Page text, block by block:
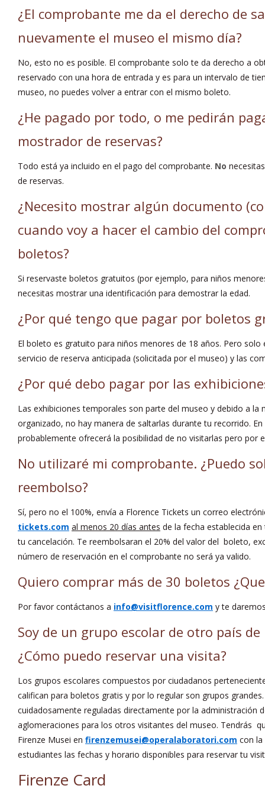
¿El comprobante me da el derecho de
nuevamente el museo el mismo día?
No, esto no es posible. El comprobante solo te da derecho a
reservado con una hora de entrada y es para un intervalo de
museo, no puedes volver a entrar con el mismo boleto.
¿He pagado por todo, o me pedirán
mostrador de reservas?
Todo está ya incluido en el pago del comprobante. No
de reservas.
¿Necesito mostrar algún documento
cuando voy a hacer el cambio del
boletos?
Si reservaste boletos gratuitos (por ejemplo, para niños
necesitas mostrar una identificación para demostrar la edad.
¿Por qué tengo que pagar por boletos
El boleto es gratuito para niños menores de 18 años. Pero
servicio de reserva anticipada (solicitada por el museo) y las
¿Por qué debo pagar por las
Las exhibiciones temporales son parte del museo y debido a la
organizado, no hay manera de saltarlas durante tu recorrido.
probablemente ofrecerá la posibilidad de no visitarlas pero por
No utilizaré mi comprobante. ¿Puedo
reembolso?
Sí, pero no el 100%, envía a Florence Tickets un correo
tickets.com al menos 20 días antes de la fecha establecida
tu cancelación. Te reembolsaran el 20% del valor del boleto,
número de reservación en el comprobante no será ya valido.
Quiero comprar más de 30 boletos
Por favor contáctanos a info@visitflorence.com y te
Soy de un grupo escolar de otro país
¿Cómo puedo reservar una visita?
Los grupos escolares compuestos por ciudadanos
califican para boletos gratis y por lo regular son grupos
cuidadosamente reguladas directamente por la administración
aglomeraciones para los otros visitantes del museo. Tendrás
Firenze Musei en firenzemusei@operalaboratori.com con
estudiantes las fechas y horario disponibles para reservar tu
Firenze Card